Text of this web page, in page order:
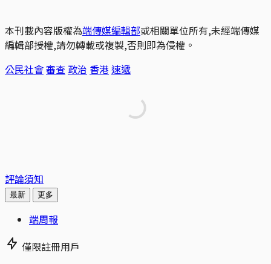
本刊載內容版權為端傳媒編輯部或相關單位所有,未經端傳媒
編輯部授權,請勿轉載或複製,否則即為侵權。
公民社會審查 政治 香港 速遞
評論須知
最新 更多
端周報
僅限註冊用戶